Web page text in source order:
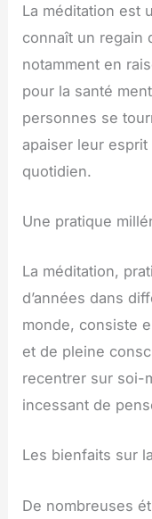
La méditation est
connaît un regain
notamment en
pour la santé
personnes se
apaiser leur
quotidien.
Une pratique
La méditation,
d’années dans
monde, consiste
et de pleine
recentrer sur soi-
incessant de
Les bienfaits sur
De nombreuses